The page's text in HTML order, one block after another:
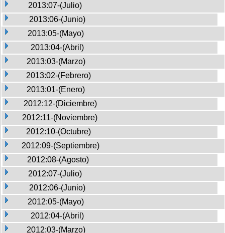
2013:07-(Julio)
2013:06-(Junio)
2013:05-(Mayo)
2013:04-(Abril)
2013:03-(Marzo)
2013:02-(Febrero)
2013:01-(Enero)
2012:12-(Diciembre)
2012:11-(Noviembre)
2012:10-(Octubre)
2012:09-(Septiembre)
2012:08-(Agosto)
2012:07-(Julio)
2012:06-(Junio)
2012:05-(Mayo)
2012:04-(Abril)
2012:03-(Marzo)